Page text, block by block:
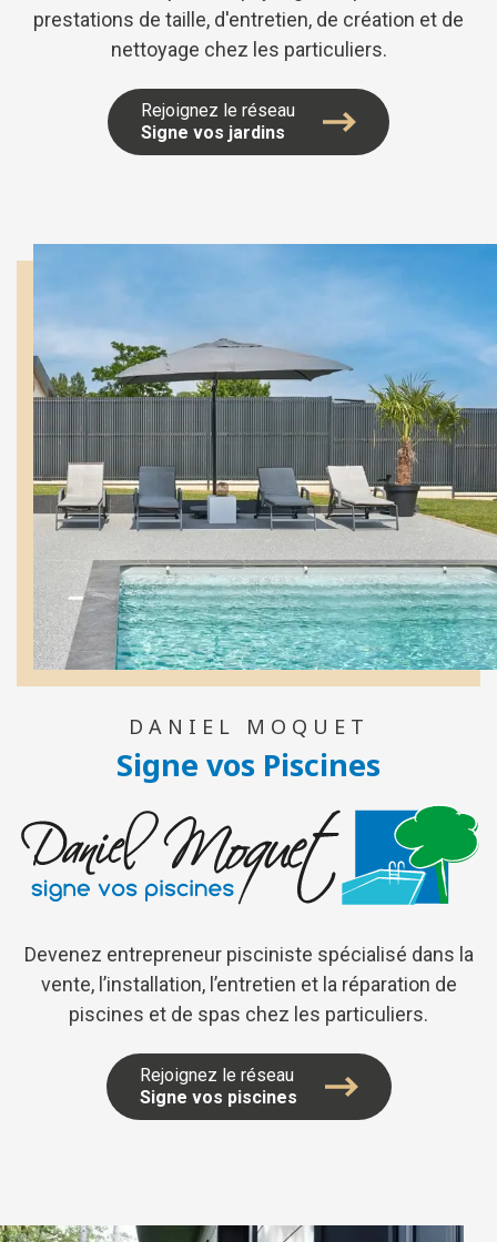
prestations de taille, d'entretien, de création et de
nettoyage chez les particuliers.
Rejoignez le réseau
Signe vos jardins
DANIEL MOQUET
Signe vos Piscines
Devenez entrepreneur pisciniste spécialisé dans la
vente, l’installation, l’entretien et la réparation de
piscines et de spas chez les particuliers.
Rejoignez le réseau
Signe vos piscines